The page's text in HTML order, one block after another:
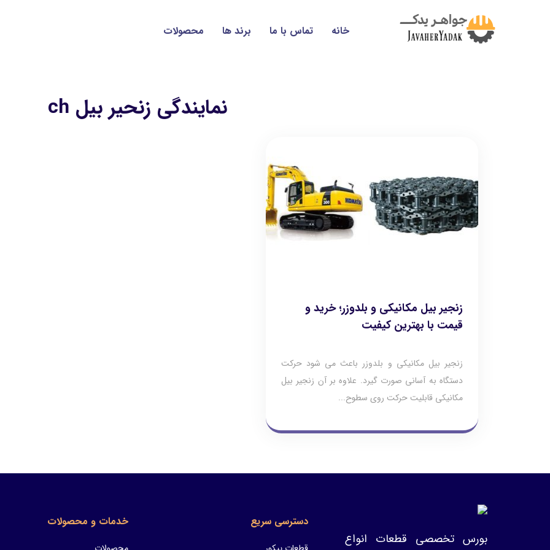
خانه تماس با ما برند ها محصولات
نمایندگی زنحیر بیل ch
زنجیر بیل مکانیکی و بلدوزر؛ خرید و
قیمت با بهترین کیفیت
زنجیر بیل مکانیکی و بلدوزر باعث می شود حرکت
دستگاه به آسانی صورت گیرد. علاوه بر آن زنجیر بیل
مکانیکی قابلیت حرکت روی سطوح...
بورس تخصصی قطعات انواع
دسترسی سریع خدمات و محصولات